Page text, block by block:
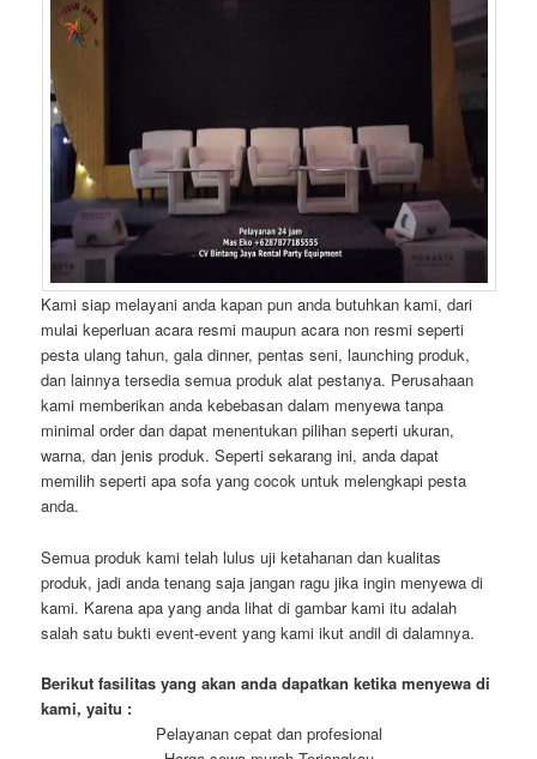
Kami siap melayani anda kapan pun anda butuhkan kami, dari
mulai keperluan acara resmi maupun acara non resmi seperti
pesta ulang tahun, gala dinner, pentas seni, launching produk,
dan lainnya tersedia semua produk alat pestanya. Perusahaan
kami memberikan anda kebebasan dalam menyewa tanpa
minimal order dan dapat menentukan pilihan seperti ukuran,
warna, dan jenis produk. Seperti sekarang ini, anda dapat
memilih seperti apa sofa yang cocok untuk melengkapi pesta
anda.
Semua produk kami telah lulus uji ketahanan dan kualitas
produk, jadi anda tenang saja jangan ragu jika ingin menyewa di
kami. Karena apa yang anda lihat di gambar kami itu adalah
salah satu bukti event-event yang kami ikut andil di dalamnya.
Berikut fasilitas yang akan anda dapatkan ketika menyewa di
kami, yaitu :
Pelayanan cepat dan profesional